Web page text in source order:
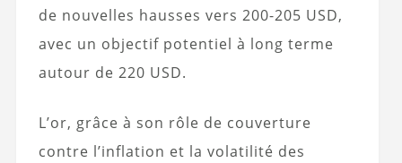
de nouvelles hausses vers 200-205 USD,
avec un objectif potentiel à long terme
autour de 220 USD.
L’or, grâce à son rôle de couverture
contre l’inflation et la volatilité des